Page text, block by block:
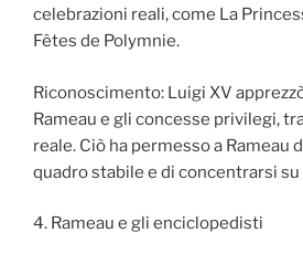
celebrazioni reali, come La
Fêtes de Polymnie.
Riconoscimento: Luigi XV
Rameau e gli concesse privilegi,
reale. Ciò ha permesso a Rameau
quadro stabile e di concentrarsi
4. Rameau e gli enciclopedisti